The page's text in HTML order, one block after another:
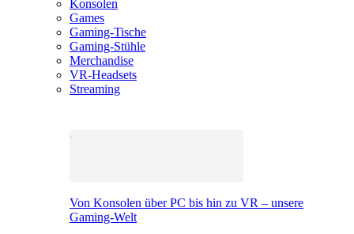
Konsolen
Games
Gaming-Tische
Gaming-Stühle
Merchandise
VR-Headsets
Streaming
Von Konsolen über PC bis hin zu VR – unsere
Gaming-Welt